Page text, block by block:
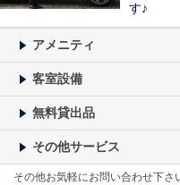
す♪
アメニティ
客室設備
無料貸出品
その他サービス
その他お気軽にお問い合わせ下さ